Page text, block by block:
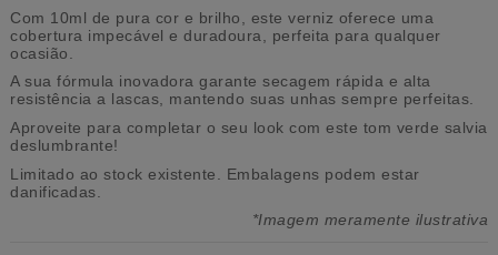
Com 10ml de pura cor e brilho, este verniz oferece uma
cobertura impecável e duradoura, perfeita para qualquer
ocasião.
A sua fórmula inovadora garante secagem rápida e alta
resistência a lascas, mantendo suas unhas sempre perfeitas.
Aproveite para completar o seu look com este tom verde salvia
deslumbrante!
Limitado ao stock existente. Embalagens podem estar
danificadas.
*Imagem meramente ilustrativa